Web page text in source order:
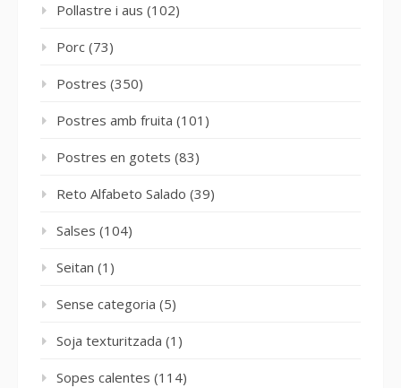
Pollastre i aus (102)
Porc (73)
Postres (350)
Postres amb fruita (101)
Postres en gotets (83)
Reto Alfabeto Salado (39)
Salses (104)
Seitan (1)
Sense categoria (5)
Soja texturitzada (1)
Sopes calentes (114)